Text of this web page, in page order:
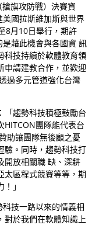
旗攻防戰）決賽資
國拉斯維加斯與世界
8月10日舉行，期許
藉此機會與各國資 訊
科技持續於軟體教育領
申請建教合作，並歡迎
過多元管道強化台灣
「趨勢科技積極鼓勵台
HITCON團隊能代表台
助讓團隊無後顧之憂
驗。同時，趨勢科技打
開放相關職 缺、深耕
太區程式競賽等等，期
」
技一路以來的情義相
對於我們在軟體知識上